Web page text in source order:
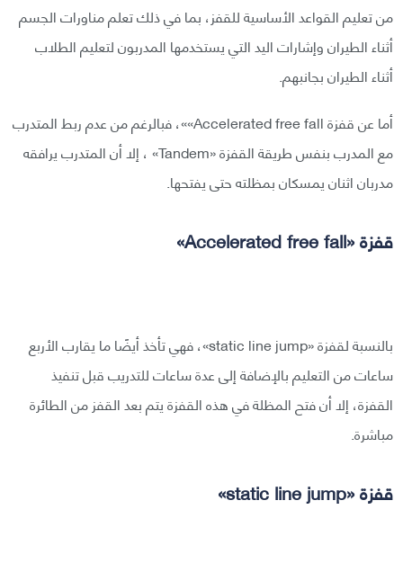
من تعليم القواعد الأساسية للقفز، بما في ذلك تعلم مناورات الجسم
أثناء الطيران وإشارات اليد التي يستخدمها المدربون لتعليم الطلاب
أثناء الطيران بجانبهم.
أما عن قفزة Accelerated free fall»»، فبالرغم من عدم ربط المتدرب
مع المدرب بنفس طريقة القفزة «Tandem» ، إلا أن المتدرب يرافقه
مدربان اثنان يمسكان بمظلته حتى يفتحها.
قفزة «Accelerated free fall»
بالنسبة لقفزة «static line jump»، فهي تأخذ أيضًا ما يقارب الأربع
ساعات من التعليم بالإضافة إلى عدة ساعات للتدريب قبل تنفيذ
القفزة، إلا أن فتح المظلة في هذه القفزة يتم بعد القفز من الطائرة
مباشرة.
قفزة «static line jump»